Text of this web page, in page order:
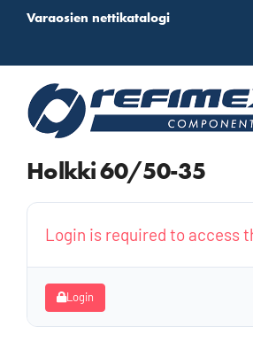
Skip
content
Varaosien nettikatalogi
Katalogi
Suosikit
Kirjautuminen
Holkki 60/50-35
Login is required to access
Login